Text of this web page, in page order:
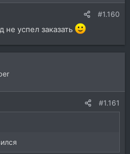
#1.160
не успел заказать
#1.161